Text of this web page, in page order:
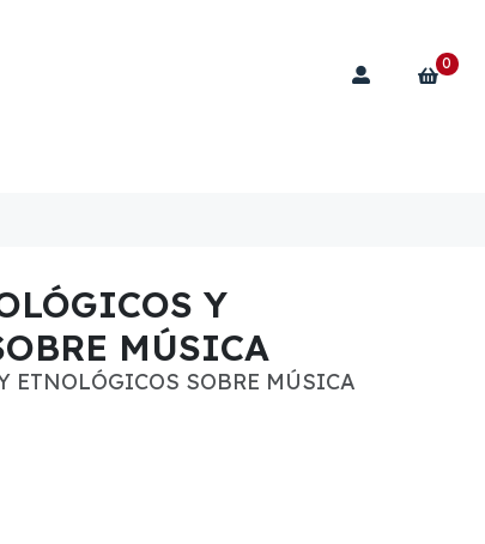
0
Y
MÚSICA
ETNOLÓGICOS SOBRE MÚSICA